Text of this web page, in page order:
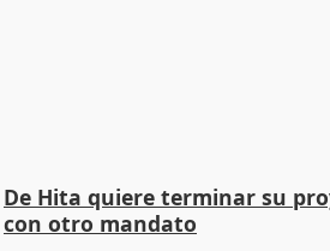
De Hita quiere terminar su
con otro mandato